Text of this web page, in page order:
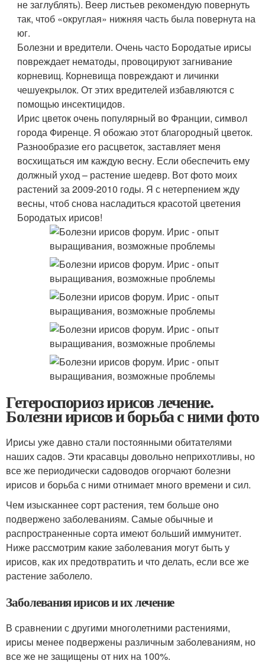
не заглублять). Веер листьев рекомендую повернуть
так, чтоб «округлая» нижняя часть была повернута на
юг.
Болезни и вредители. Очень часто Бородатые ирисы
повреждает нематоды, провоцируют загнивание
корневищ. Корневища повреждают и личинки
чешуекрылок. От этих вредителей избавляются с
помощью инсектицидов.
Ирис цветок очень популярный во Франции, символ
города Фиренце. Я обожаю этот благородный цветок.
Разнообразие его расцветок, заставляет меня
восхищаться им каждую весну. Если обеспечить ему
должный уход – растение шедевр. Вот фото моих
растений за 2009-2010 годы. Я с нетерпением жду
весны, чтоб снова насладиться красотой цветения
Бородатых ирисов!
Гетероспориоз ирисов лечение.
Болезни ирисов и борьба с ними фото
Ирисы уже давно стали постоянными обитателями
наших садов. Эти красавцы довольно неприхотливы, но
все же периодически садоводов огорчают болезни
ирисов и борьба с ними отнимает много времени и сил.
Чем изысканнее сорт растения, тем больше оно
подвержено заболеваниям. Самые обычные и
распространенные сорта имеют больший иммунитет.
Ниже рассмотрим какие заболевания могут быть у
ирисов, как их предотвратить и что делать, если все же
растение заболело.
Заболевания ирисов и их лечение
В сравнении с другими многолетними растениями,
ирисы менее подвержены различным заболеваниям, но
все же не защищены от них на 100%.